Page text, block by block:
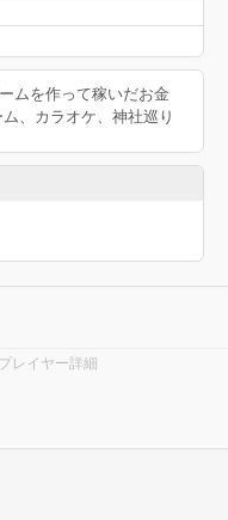
ムを作って稼いだお金
、カラオケ、神社巡り
レイヤー詳細